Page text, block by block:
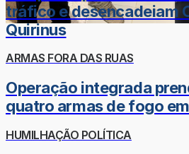
tráfico e desencadeiam
Quirinus
ARMAS FORA DAS RUAS
Operação integrada
quatro armas de fogo
HUMILHAÇÃO POLÍTICA